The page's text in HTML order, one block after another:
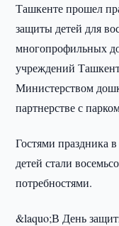
Ташкенте прошел
защиты детей для
многопрофильных
учреждений
Министерством
партнерстве с
Гостями праздника
детей стали
потребностями.
&laquo;В День